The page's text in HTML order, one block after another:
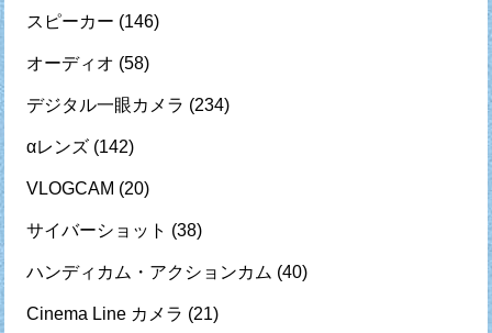
スピーカー (146)
オーディオ (58)
デジタル一眼カメラ (234)
αレンズ (142)
VLOGCAM (20)
サイバーショット (38)
ハンディカム・アクションカム (40)
Cinema Line カメラ (21)